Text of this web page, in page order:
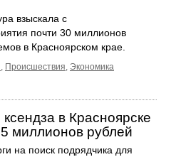
взыскала с
почти 30 миллионов
в Красноярском крае.
, Происшествия, Экономика
в Красноярске
миллионов рублей
на поиск подрядчика для